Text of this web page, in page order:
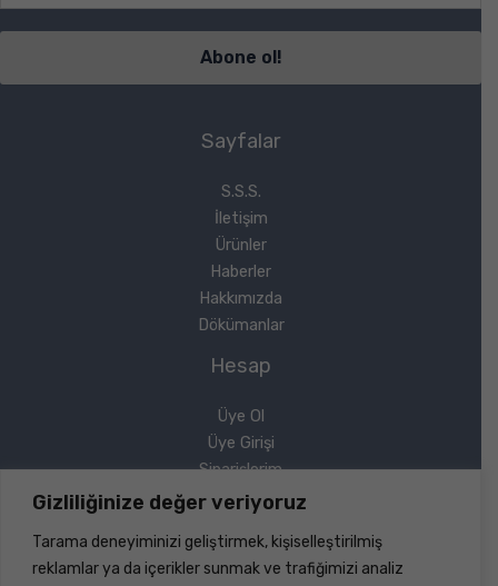
Gizliliğinize değer veriyoruz
Tarama deneyiminizi geliştirmek, kişiselleştirilmiş
reklamlar ya da içerikler sunmak ve trafiğimizi analiz
Sayfalar
S.S.S.
İletişim
Ürünler
Haberler
Hakkımızda
Dökümanlar
Hesap
Üye Ol
Üye Girişi
Siparişlerim
Sipariş Takip
Yasal